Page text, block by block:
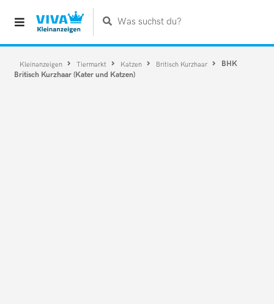
Was suchst du?
Kleinanzeigen Tiermarkt Katzen Britisch Kurzhaar
BHK
Britisch Kurzhaar (Kater und Katzen)